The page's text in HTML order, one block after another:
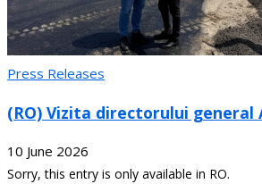
Press Releases
(RO) Vizita directorului general
10 June 2026
Sorry, this entry is only available in RO.